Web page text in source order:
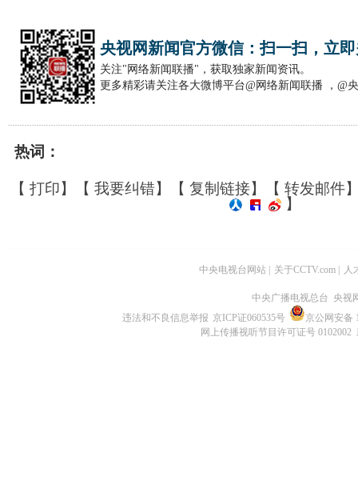
央视网新闻官方微信：扫一扫，立
关注"网络新闻联播"，获取独家新闻资讯。
更多精彩请关注各大微博平台@网络新闻联播 ，@
热词：
【 打印】【 我要纠错】【 复制链接】【 转发邮件
】
中央电视台网站 关于CCTV.com 人
中央广播电视总台 央视
违法和不良信息举报 京ICP证060535号
京公网安备
网上传播视听节目许可证号 0102002